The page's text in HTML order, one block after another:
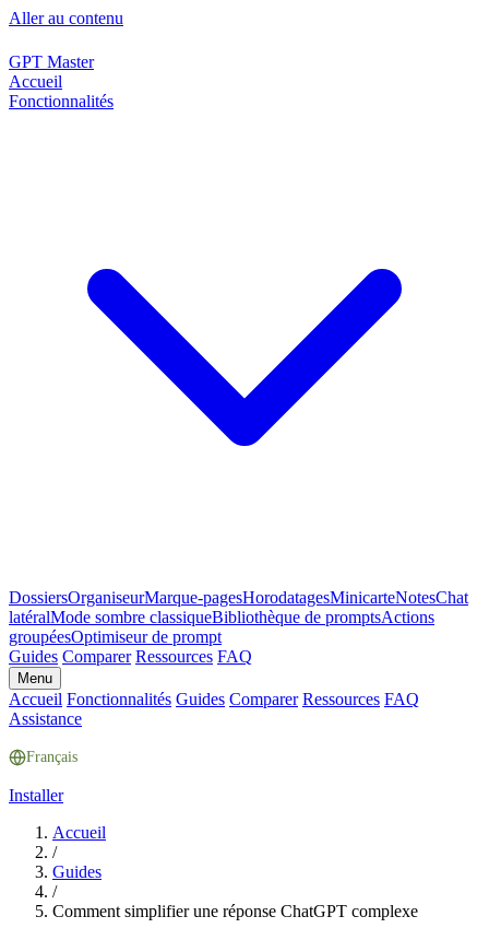
Aller au contenu
GPT Master
Accueil
Fonctionnalités
DossiersOrganiseurMarque-pagesHorodatagesMinicarteNotesChat
latéralMode sombre classiqueBibliothèque de promptsActions
groupéesOptimiseur de prompt
Guides Comparer Ressources FAQ
Menu
Accueil Fonctionnalités Guides Comparer Ressources FAQ
Assistance
Français
Installer
Accueil
/
Guides
/
Comment simplifier une réponse ChatGPT complexe